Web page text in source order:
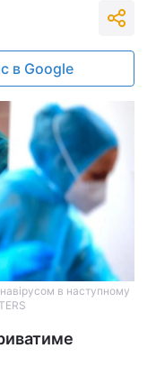
в Google
в наступному